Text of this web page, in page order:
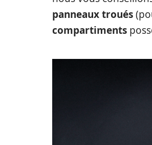
panneaux troués
compartiments